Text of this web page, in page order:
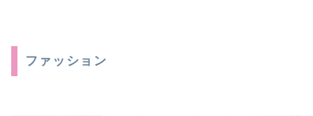
ファッション